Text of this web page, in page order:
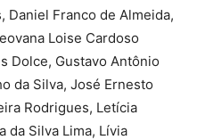
Daniel Franco de Almeida,
Loise Cardoso
Dolce, Gustavo Antônio
da Silva, José Ernesto
Rodrigues, Letícia
da Silva Lima, Lívia